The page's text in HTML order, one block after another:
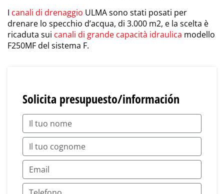
I canali di drenaggio ULMA sono stati posati per
drenare lo specchio d’acqua, di 3.000 m2, e la scelta è
ricaduta sui canali di grande capacità idraulica modello
F250MF del sistema F.
Solicita presupuesto/información